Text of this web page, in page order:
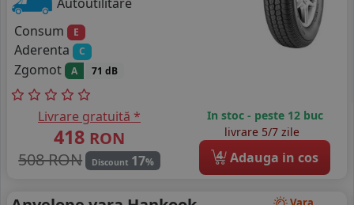
Consum
E
Aderenta C
Zgomot A 71 dB
Livrare gratuită *
418 RON
508 RON
Discount 17%
In stoc - peste 12 buc
livrare 5/7 zile
4 Adauga in cos